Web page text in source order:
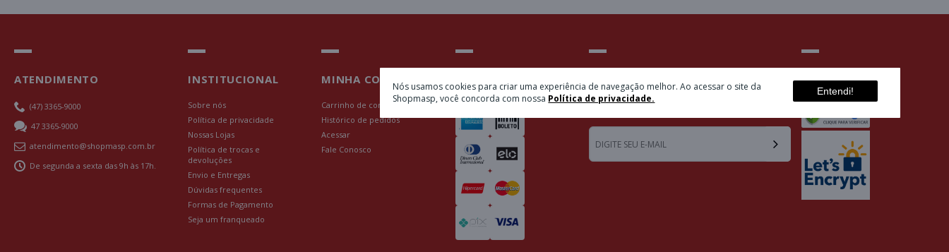
Nós usamos cookies para criar uma experiência de navegação melhor. Ao acessar o site da
Shopmasp, você concorda com nossa Política de privacidade.
Entendi!
ATENDIMENTO
(47) 3365-9000
47 3365-9000
atendimento@shopmasp.com.br
De segunda a sexta das 9h às 17h.
INSTITUCIONAL
Sobre nós
Política de privacidade
Nossas Lojas
Política de trocas e
devoluções
Envio e Entregas
Dúvidas frequentes
Formas de Pagamento
Seja um franqueado
MINHA CONTA
Carrinho de compras
Histórico de pedidos
Acessar
Fale Conosco
PAGAMENTOS NEWSLETTER
Insira seu e-mail e receba ofertas exclusivas
SELOS